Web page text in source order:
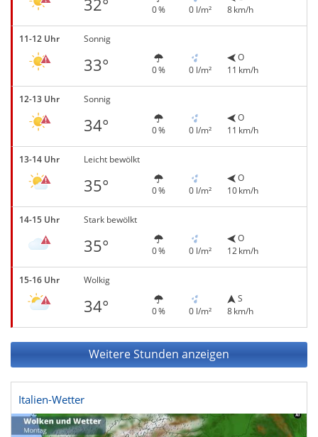
32° 0 % 0 l/m²
8 km/h
11-12 Uhr Sonnig
33° 0 % 0 l/m²
O
11 km/h
12-13 Uhr Sonnig
34° 0 % 0 l/m²
O
11 km/h
13-14 Uhr Leicht bewölkt
35° 0 % 0 l/m²
O
10 km/h
14-15 Uhr Stark bewölkt
35° 0 % 0 l/m²
O
12 km/h
15-16 Uhr Wolkig
34° 0 % 0 l/m²
S
8 km/h
Weitere Stunden anzeigen
Italien-Wetter